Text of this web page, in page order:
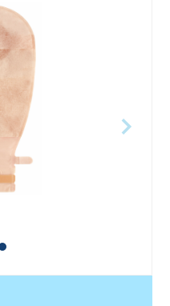
›
Convex - large -
van een ander
hieronder aan in